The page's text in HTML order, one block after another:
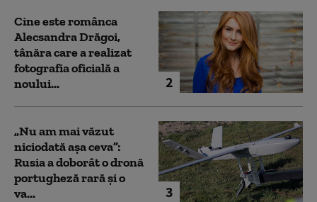
2
Cine este românca
Alecsandra Drăgoi,
tânăra care a realizat
fotografia oficială a
noului...
3
„Nu am mai văzut
niciodată așa ceva”:
Rusia a doborât o dronă
portugheză rară și o
va...